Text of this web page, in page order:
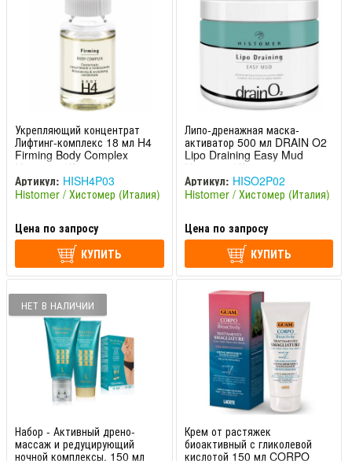
Укрепляющий концентрат
Лифтинг-комплекс 18 мл H4
Firming Body Complex
Histomer / Хистомер
Артикул: HISH4P03
Histomer / Хистомер (Италия)
Цена по запросу
КУПИТЬ
Липо-дренажная маска-
активатор 500 мл DRAIN O2
Lipo Draining Easy Mud
Histomer / Хистомер
Артикул: HISO2P02
Histomer / Хистомер (Италия)
Цена по запросу
КУПИТЬ
НЕТ В НАЛИЧИИ
Набор - Активный дрено-
массаж и редуцирующий
ночной комплексы, 150 мл
Крем от растяжек
биоактивный с гликолевой
кислотой 150 мл CORPO